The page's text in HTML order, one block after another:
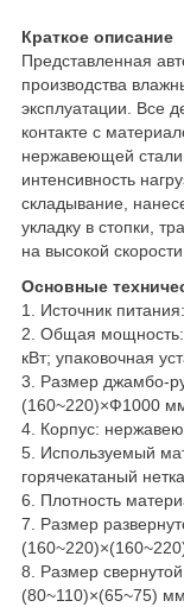
Краткое описание
Представленная
производства
эксплуатации. Все
контакте с
нержавеющей
интенсивность
складывание,
укладку в стопки,
на высокой скорости.
Основные
1. Источник
2. Общая мощность:
кВт; упаковочная
3. Размер джамбо-
(160~220)×Ф1000
4. Корпус:
5. Используемый
горячекатаный
6. Плотность
7. Размер
8. Размер
(80~110)×(65~75) мм